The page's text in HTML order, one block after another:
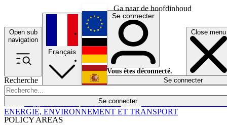
Ga naar de hoofdinhoud
Open sub
navigation
Close menu
Recherche
Se connecter
POLICY AREAS
Économie
Français
English
Deutsch
Español
Se connecter
Vous êtes déconnecté.
Se connecter
ENERGIE, ENVIRONNEMENT ET TRANSPORT